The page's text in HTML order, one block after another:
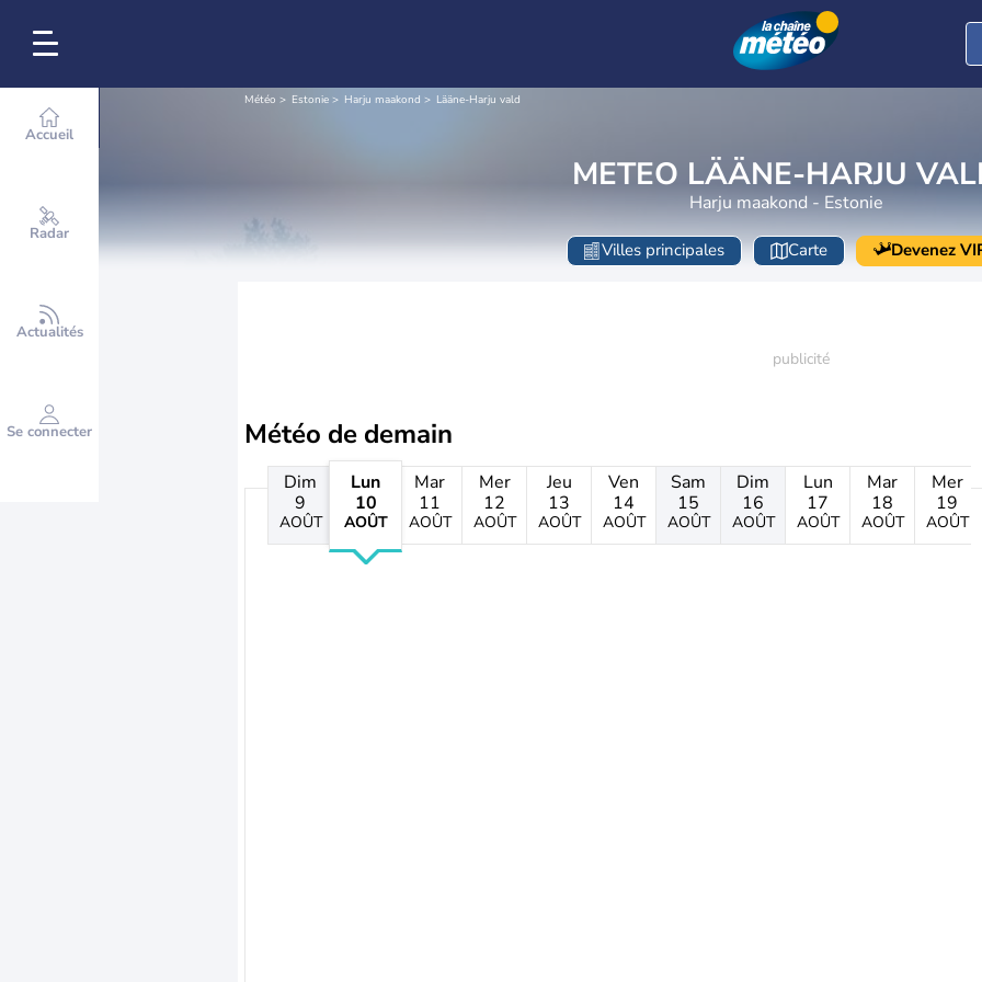
Accueil
Radar
Actualités
Se connecter
Météo Estonie Harju maakond Lääne-Harju vald
METEO LÄÄNE-HARJU
Harju maakond - Estonie
Villes principales Carte Devenez
Météo de demain
Dim
9
AOÛT
Lun
10
AOÛT
Mar
11
AOÛT
Mer
12
AOÛT
Jeu
13
AOÛT
Ven
14
AOÛT
Sam
15
AOÛT
Dim
16
AOÛT
Lun
17
AOÛT
Mar
18
AOÛT
Mer
19
AOÛT